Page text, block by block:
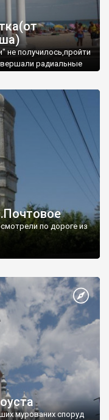
не получилось,пройти
радиальные
по дороге из
мурованих споруд